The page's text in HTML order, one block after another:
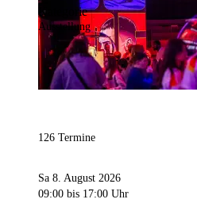
Kategorie
Ausstellung
126 Termine
Sa 8. August 2026
09:00 bis 17:00 Uhr